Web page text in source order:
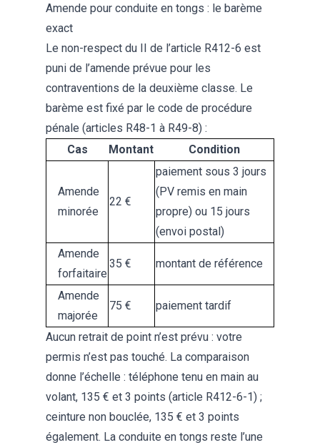
Amende pour conduite en tongs : le barème
exact
Le non-respect du II de l’article R412-6 est
puni de l’amende prévue pour les
contraventions de la deuxième classe. Le
barème est fixé par le code de procédure
pénale (articles R48-1 à R49-8) :
Cas
Montant Condition
Amende
minorée
22 €
paiement sous 3 jours
(PV remis en main
propre) ou 15 jours
(envoi postal)
Amende
forfaitaire
35 € montant de référence
Amende
majorée
75 € paiement tardif
Aucun retrait de point n’est prévu : votre
permis n’est pas touché. La comparaison
donne l’échelle : téléphone tenu en main au
volant, 135 € et 3 points (article R412-6-1) ;
ceinture non bouclée, 135 € et 3 points
également. La conduite en tongs reste l’une